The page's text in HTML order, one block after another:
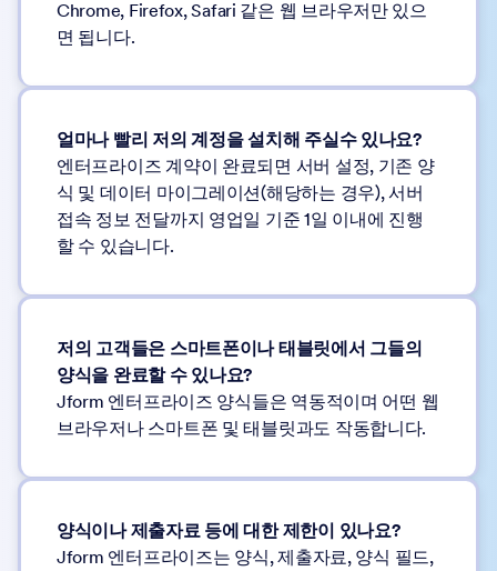
Chrome, Firefox, Safari 같은 웹 브라우저만 있으
면 됩니다.
얼마나 빨리 저의 계정을 설치해 주실수 있나요?
엔터프라이즈 계약이 완료되면 서버 설정, 기존 양
식 및 데이터 마이그레이션(해당하는 경우), 서버
접속 정보 전달까지 영업일 기준 1일 이내에 진행
할 수 있습니다.
저의 고객들은 스마트폰이나 태블릿에서 그들의
양식을 완료할 수 있나요?
Jform 엔터프라이즈 양식들은 역동적이며 어떤 웹
브라우저나 스마트폰 및 태블릿과도 작동합니다.
양식이나 제출자료 등에 대한 제한이 있나요?
Jform 엔터프라이즈는 양식, 제출자료, 양식 필드,